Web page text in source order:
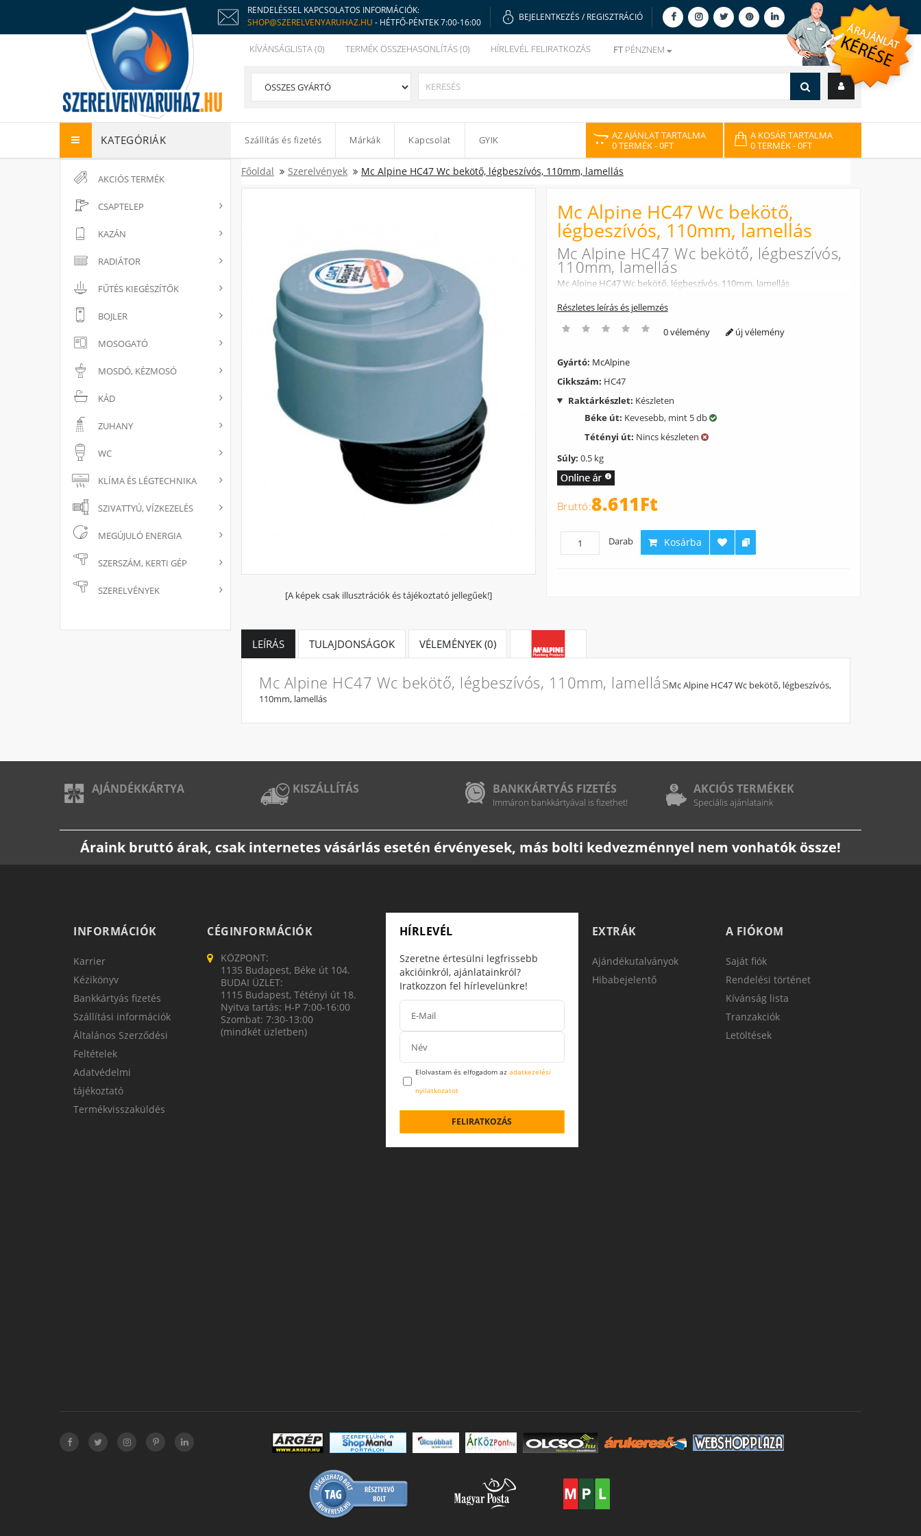
RENDELÉSSEL KAPCSOLATOS INFORMÁCIÓK:
SHOP@SZERELVENYARUHAZ.HU - HÉTFŐ-PÉNTEK 7:00-16:00
BEJELENTKEZÉS / REGISZTRÁCIÓ
KÍVÁNSÁGLISTA (0) TERMÉK ÖSSZEHASONLÍTÁS (0) HÍRLEVÉL FELIRATKOZÁS FT PÉNZNEM
KATEGÓRIÁK Szállítás és fizetés Márkák Kapcsolat GYIK
AZ AJÁNLAT TARTALMA
0 TERMÉK- 0FT
A KOSÁR TARTALMA
0 TERMÉK- 0FT
AKCIÓS TERMÉK
CSAPTELEP
KAZÁN
RADIÁTOR
FŰTÉS KIEGÉSZÍTŐK
BOJLER
MOSOGATÓ
MOSDÓ, KÉZMOSÓ
KÁD
ZUHANY
WC
KLÍMA ÉS LÉGTECHNIKA
SZIVATTYÚ, VÍZKEZELÉS
MEGÚJULÓ ENERGIA
SZERSZÁM, KERTI GÉP
SZERELVÉNYEK
Főoldal Szerelvények Mc Alpine HC47 Wc bekötő, légbeszívós, 110mm, lamellás
[A képek csak illusztrációk és tájékoztató jellegűek!]
Mc Alpine HC47 Wc bekötő,
légbeszívós, 110mm, lamellás
Mc Alpine HC47 Wc bekötő, légbeszívós,
110mm, lamellás
Mc Alpine HC47 Wc bekötő, légbeszívós, 110mm, lamellás
Részletes leírás és jellemzés
0 vélemény új vélemény
Gyártó: McAlpine
Cikkszám: HC47
Raktárkészlet: Készleten
Béke út: Kevesebb, mint 5 db
Tétényi út: Nincs készleten
Súly: 0.5 kg
8.611Ft
Darab Kosárba
LEÍRÁS TULAJDONSÁGOK VÉLEMÉNYEK (0)
Mc Alpine HC47 Wc bekötő, légbeszívós, 110mm, lamellásMc Alpine HC47 Wc bekötő, légbeszívós,
110mm, lamellás
AJÁNDÉKKÁRTYA KISZÁLLÍTÁS BANKKÁRTYÁS FIZETÉS
Immáron bankkártyával is fizethet!
AKCIÓS TERMÉKEK
Speciális ajánlataink
Áraink bruttó árak, csak internetes vásárlás esetén érvényesek, más bolti kedvezménnyel nem vonhatók össze!
INFORMÁCIÓK
Karrier
Kézikönyv
Bankkártyás fizetés
Szállítási információk
Általános Szerződési
Feltételek
Adatvédelmi
tájékoztató
Termékvisszaküldés
CÉGINFORMÁCIÓK
KÖZPONT:
1135 Budapest, Béke út 104.
BUDAI ÜZLET:
1115 Budapest, Tétényi út 18.
Nyitva tartás: H-P 7:00-16:00
Szombat: 7:30-13:00
(mindkét üzletben)
HÍRLEVÉL
Szeretne értesülni legfrissebb
akcióinkról, ajánlatainkról?
Iratkozzon fel hírlevelünkre!
Elolvastam és elfogadom az adatkezelési
nyilatkozatot
FELIRATKOZÁS
EXTRÁK
Ajándékutalványok
Hibabejelentő
A FIÓKOM
Saját fiók
Rendelési történet
Kívánság lista
Tranzakciók
Letöltések